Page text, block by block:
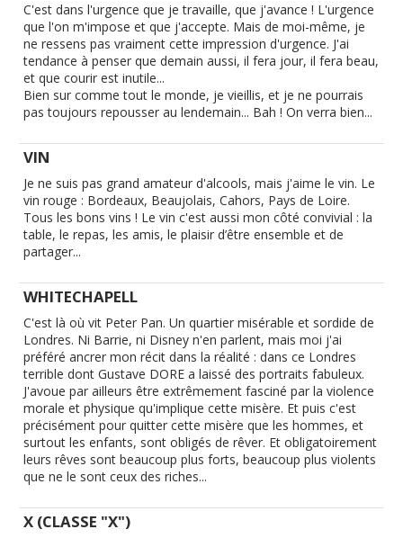
C'est dans l'urgence que je travaille, que j'avance ! L'urgence
que l'on m'impose et que j'accepte. Mais de moi-même, je
ne ressens pas vraiment cette impression d'urgence. J'ai
tendance à penser que demain aussi, il fera jour, il fera beau,
et que courir est inutile...
Bien sur comme tout le monde, je vieillis, et je ne pourrais
pas toujours repousser au lendemain... Bah ! On verra bien...
VIN
Je ne suis pas grand amateur d'alcools, mais j'aime le vin. Le
vin rouge : Bordeaux, Beaujolais, Cahors, Pays de Loire.
Tous les bons vins ! Le vin c'est aussi mon côté convivial : la
table, le repas, les amis, le plaisir d’être ensemble et de
partager...
WHITECHAPELL
C'est là où vit Peter Pan. Un quartier misérable et sordide de
Londres. Ni Barrie, ni Disney n'en parlent, mais moi j'ai
préféré ancrer mon récit dans la réalité : dans ce Londres
terrible dont Gustave DORE a laissé des portraits fabuleux.
J'avoue par ailleurs être extrêmement fasciné par la violence
morale et physique qu'implique cette misère. Et puis c'est
précisément pour quitter cette misère que les hommes, et
surtout les enfants, sont obligés de rêver. Et obligatoirement
leurs rêves sont beaucoup plus forts, beaucoup plus violents
que ne le sont ceux des riches...
X (CLASSE "X")